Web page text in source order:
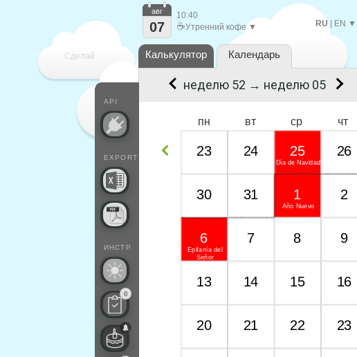
Сделай
RU| EN ▼
API
EXPORT
ИНСТР.
0
авг
07
10:40
☕Утренний кофе ▼
Калькулятор Календарь
пн вт ср чт
23 24
Día de Navidad
25 26
30 31
Año Nuevo
1 2
Epifanía del
Señor
6 7 8 9
13 14 15 16
20 21 22 23
неделю 52 → неделю 05